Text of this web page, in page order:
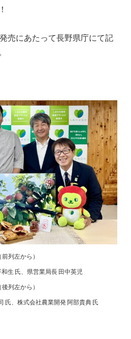
売にあたって長野県庁にて記
（前列左から）
生 氏、県営業局長 田中英児
（後列左から）
氏、株式会社農業開発 阿部貴典 氏